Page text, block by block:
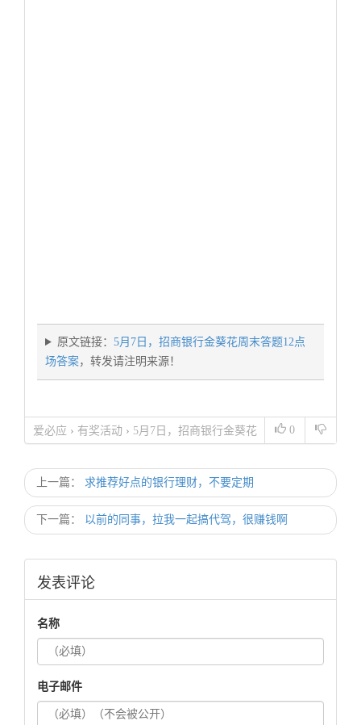
原文链接： 5月7日，招商银行金葵花周末答题12点
场答案，转发请注明来源！
0
爱必应 › 有奖活动 › 5月7日，招商银行金葵花
上一篇： 求推荐好点的银行理财，不要定期
下一篇： 以前的同事，拉我一起搞代驾，很赚钱啊
发表评论
名称
电子邮件